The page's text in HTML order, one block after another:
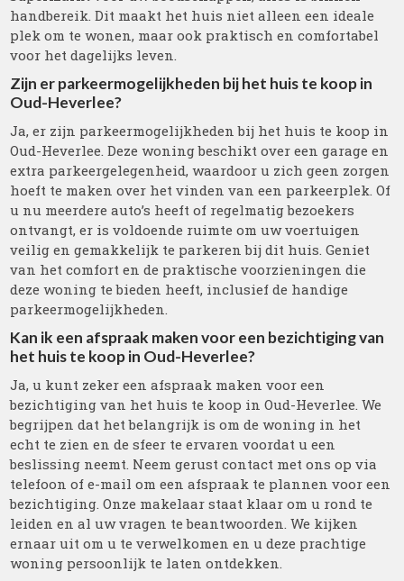
handbereik. Dit maakt het huis niet alleen een ideale
plek om te wonen, maar ook praktisch en comfortabel
voor het dagelijks leven.
Zijn er parkeermogelijkheden bij het huis te koop in
Oud-Heverlee?
Ja, er zijn parkeermogelijkheden bij het huis te koop in
Oud-Heverlee. Deze woning beschikt over een garage en
extra parkeergelegenheid, waardoor u zich geen zorgen
hoeft te maken over het vinden van een parkeerplek. Of
u nu meerdere auto’s heeft of regelmatig bezoekers
ontvangt, er is voldoende ruimte om uw voertuigen
veilig en gemakkelijk te parkeren bij dit huis. Geniet
van het comfort en de praktische voorzieningen die
deze woning te bieden heeft, inclusief de handige
parkeermogelijkheden.
Kan ik een afspraak maken voor een bezichtiging van
het huis te koop in Oud-Heverlee?
Ja, u kunt zeker een afspraak maken voor een
bezichtiging van het huis te koop in Oud-Heverlee. We
begrijpen dat het belangrijk is om de woning in het
echt te zien en de sfeer te ervaren voordat u een
beslissing neemt. Neem gerust contact met ons op via
telefoon of e-mail om een afspraak te plannen voor een
bezichtiging. Onze makelaar staat klaar om u rond te
leiden en al uw vragen te beantwoorden. We kijken
ernaar uit om u te verwelkomen en u deze prachtige
woning persoonlijk te laten ontdekken.